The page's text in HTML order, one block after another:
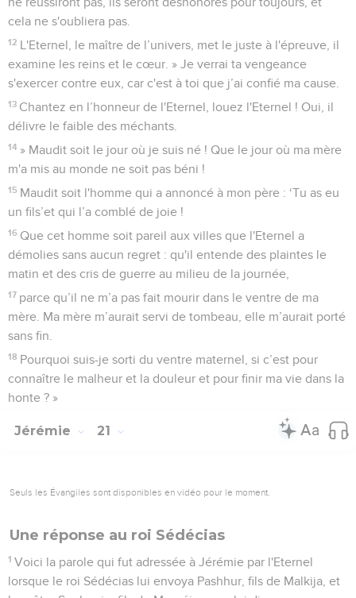
cela ne s'oubliera pas.
12 L'Eternel, le maître de l’univers, met le juste à l'épreuve, il
examine les reins et le cœur. » Je verrai ta vengeance
s'exercer contre eux, car c'est à toi que j’ai confié ma cause.
13 Chantez en l’honneur de l'Eternel, louez l'Eternel ! Oui, il
délivre le faible des méchants.
14 » Maudit soit le jour où je suis né ! Que le jour où ma mère
m'a mis au monde ne soit pas béni !
15 Maudit soit l'homme qui a annoncé à mon père : ‘Tu as eu
un fils’et qui l’a comblé de joie !
16 Que cet homme soit pareil aux villes que l'Eternel a
démolies sans aucun regret : qu'il entende des plaintes le
matin et des cris de guerre au milieu de la journée,
17 parce qu’il ne m’a pas fait mourir dans le ventre de ma
mère. Ma mère m’aurait servi de tombeau, elle m’aurait porté
sans fin.
18 Pourquoi suis-je sorti du ventre maternel, si c’est pour
connaître le malheur et la douleur et pour finir ma vie dans la
honte ? »
Jérémie 21
Seuls les Évangiles sont disponibles en vidéo pour le moment.
Une réponse au roi Sédécias
1 Voici la parole qui fut adressée à Jérémie par l'Eternel
lorsque le roi Sédécias lui envoya Pashhur, fils de Malkija, et